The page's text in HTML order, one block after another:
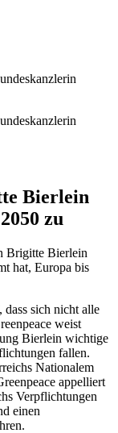
Bierlein
zu
Brigitte Bierlein
hat, Europa bis
sich nicht alle
weist
Bierlein wichtige
fallen.
Nationalem
appelliert
Verpflichtungen
einen